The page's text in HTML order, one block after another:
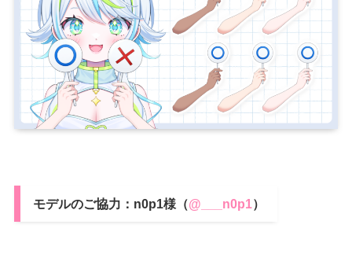
モデルのご協力：n0p1様（@___n0p1）